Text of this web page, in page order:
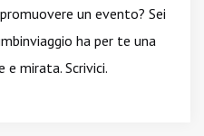
un evento? Sei
ha per te una
mirata. Scrivici.